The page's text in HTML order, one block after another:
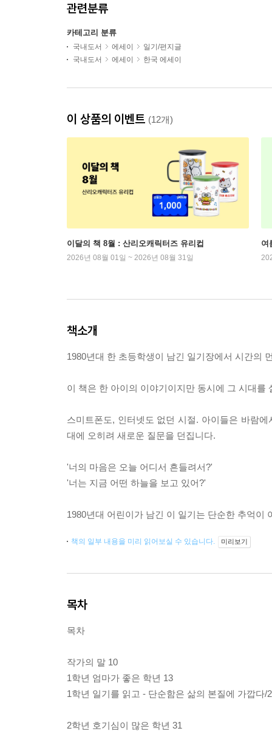
관련분류
카테고리 분류
국내도서 에세이
일기/편지글
국내도서
에세이 한국 에세이
이 상품의 이벤트 (12개)
이달의 책 8월 : 산리오캐릭터즈 유리컵
2026년 08월 01일 ~ 2026년 08월 31일
여
책소개
1980년대 한 초등학생이 남긴 일기장에서 시간의
이 책은 한 아이의 이야기이지만 동시에 그 시대
스미트폰도, 인터넷도 없던 시절. 아이들은 바람
대에 오히려 새로운 질문을 던집니다.
'너의 마음은 오늘 어디서 흔들려서?'
'너는 지금 어떤 하늘을 보고 있어?'
1980년대 어린이가 남긴 이 일기는 단순한 추억이
책의 일부 내용을 미리 읽어보실 수 있습니다. 미리보기
목차
목차
작가의 말 10
1학년 엄마가 좋은 학년 13
1학년 일기를 읽고 - 단순함은 삶의 본질에 가깝다/
2학년 호기심이 많은 학년 31